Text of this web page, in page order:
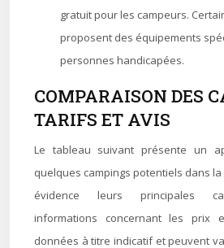
gratuit pour les campeurs.
proposent des équipements
personnes handicapées.
COMPARAISON DES
TARIFS ET AVIS
Le tableau suivant présente un
quelques campings potentiels dans
évidence leurs principales
informations concernant les prix
données à titre indicatif et peuvent